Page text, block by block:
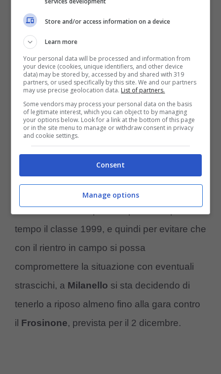
Nessuno in casa Milan vuole rischiare un infortunio più grave
per Leao (ansafoto) – controcalcio.com
La filosofia del tutto e subito pare non
interessi in casa Milan, anzi. Per non
rischiare, infatti, di perdere per molto più
tempo il classe 1999, e quindi per evitare che
con il rientro in campo si possa
compromettere la situazione con eventuali
strascichi, a Milanello si sta decidendo di
tenerlo a riposo almeno fino alla gara contro
il Frosinone, prevista per il 2 dicembre.
Store and/or access information on a device
Learn more
Your personal data will be processed and information from
your device (cookies, unique identifiers, and other device
data) may be stored by, accessed by and shared with 319
partners, or used specifically by this site. We and our partners
may use precise geolocation data. List of partners.
Some vendors may process your personal data on the basis
of legitimate interest, which you can object to by managing
your options below. Look for a link at the bottom of this page
or in the site menu to manage or withdraw consent in privacy
and cookie settings.
Consent
Manage options